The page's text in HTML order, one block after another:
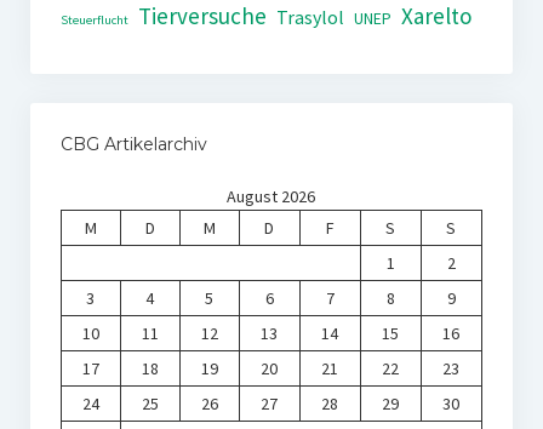
Steuerflucht Tierversuche Trasylol UNEP Xarelto
CBG Artikelarchiv
August 2026
M
D M D F S
S
1
2
3
4 5 6 7 8
9
10
11 12 13 14 15
16
17
18 19 20 21 22
23
24
25 26 27 28 29
30